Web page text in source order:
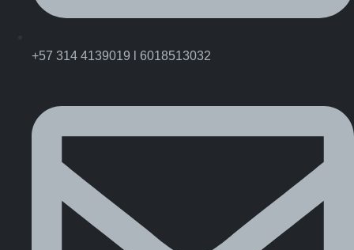
+57 314 4139019 l 6018513032